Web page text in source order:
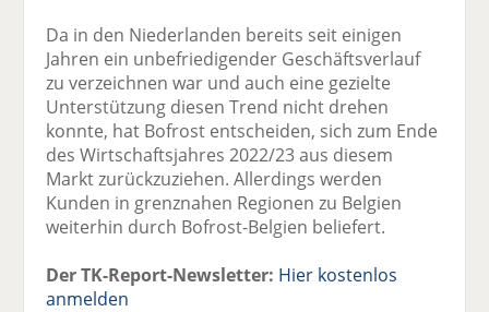
Da in den Niederlanden bereits seit einigen
Jahren ein unbefriedigender Geschäftsverlauf
zu verzeichnen war und auch eine gezielte
Unterstützung diesen Trend nicht drehen
konnte, hat Bofrost entscheiden, sich zum Ende
des Wirtschaftsjahres 2022/23 aus diesem
Markt zurückzuziehen. Allerdings werden
Kunden in grenznahen Regionen zu Belgien
weiterhin durch Bofrost-Belgien beliefert.
Der TK-Report-Newsletter: Hier kostenlos
anmelden